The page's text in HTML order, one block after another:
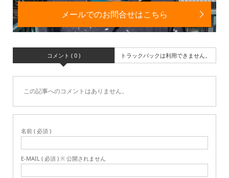
メールでのお問合せはこちら
コメント ( 0 ) トラックバックは利用できません。
この記事へのコメントはありません。
名前 ( 必須 )
E-MAIL ( 必須 ) ※ 公開されません